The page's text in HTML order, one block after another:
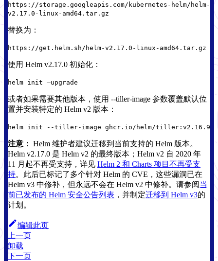
https://storage.googleapis.com/kubernetes-helm/helm-
v2.17.0-linux-amd64.tar.gz
替换为：
https://get.helm.sh/helm-v2.17.0-linux-amd64.tar.gz
使用 Helm v2.17.0 初始化：
helm init —upgrade
或者如果需要其他版本，使用 --tiller-image 参数覆盖默认位
置并安装特定的 Helm v2 版本：
helm init --tiller-image ghcr.io/helm/tiller:v2.16.9
注意： Helm 维护者建议迁移到当前支持的 Helm 版本。
Helm v2.17.0 是 Helm v2 的最终版本；Helm v2 自 2020 年
11 月起不再受支持，详见 Helm 2 和 Charts 项目不再受支
持。此后已标记了多个针对 Helm 的 CVE，这些漏洞已在
Helm v3 中修补，但永远不会在 Helm v2 中修补。请参阅当
前已发布的 Helm 安全公告列表 ，并制定迁移到 Helm v3的
计划。
编辑此页
上一页
卸载
下一页